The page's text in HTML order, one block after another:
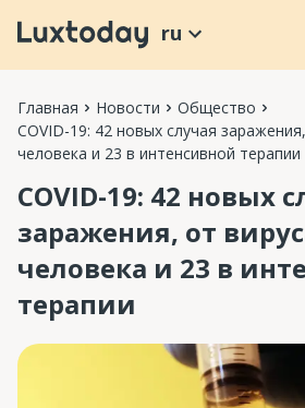
ru
Главная Новости
Общество
COVID-19: 42 новых случая
человека и 23 в интенсивной терапии
COVID-19: 42 новых
заражения, от
человека и 23 в
терапии